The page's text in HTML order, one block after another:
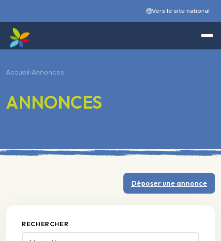
Vers le site national
Accueil›Annonces
ANNONCES
Déposer une annonce
RECHERCHER